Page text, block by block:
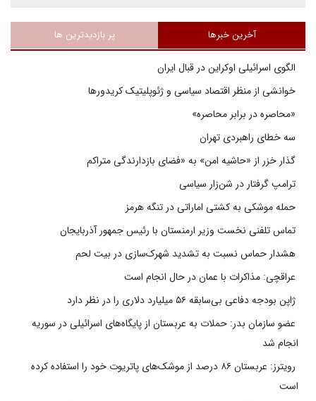
آخرین خبرها پر بازدیدترین ها
الگوی اسرائیلی اوکراین در قبال ایران
خوانشی از منظر اقتصاد سیاسی و ژئوپلیتیک کریدورها
«محاصره در برابر محاصره»
سه خطای راهبردی تهران
گذار خزر از «حاشیه امن» به «فضای بازدارندگی متراکم
ترامپ گرفتار در شن‌زار سیاسی
حمله موشکی به کشتی اماراتی در تنگه هرمز
تماس تلفنی نخست وزیر ارمنستان با رئیس جمهور آذربایجان
هشدار حماس نسبت به تشدید شهرک‌سازی در بیت‌ لحم
عراقچی: مذاکرات با عمان در حال انجام است
ژاپن بودجه دفاعی بی‌سابقه ۵۶ میلیارد دلاری را در نظر دارد
عضو سازمان بدر: حملات به عربستان از پایگاه‌های اسرائیلی در سوریه
انجام شد
رویترز: عربستان ۸۶ درصد از موشک‌های پاتریوت خود را استفاده کرده
است